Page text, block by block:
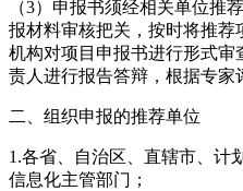
（3）申报书须经相关单位推
报材料审核把关，按时将推
机构对项目申报书进行形式
责人进行报告答辩，根据专家
二、组织申报的推荐单位
1.各省、自治区、直辖市、计
信息化主管部门；